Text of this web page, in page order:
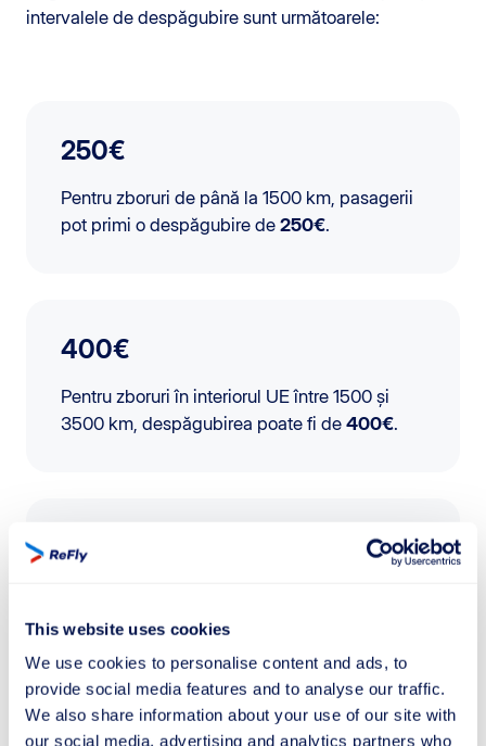
This website uses cookies
We use cookies to personalise content and ads, to
provide social media features and to analyse our traffic.
We also share information about your use of our site with
our social media, advertising and analytics partners who
intervalele de despăgubire sunt următoarele:
250€
Pentru zboruri de până la 1500 km, pasagerii
pot primi o despăgubire de 250€.
400€
Pentru zboruri în interiorul UE între 1500 și
3500 km, despăgubirea poate fi de 400€.
600€
km, despăgubirea poate ajunge până la